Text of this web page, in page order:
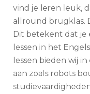
vind je leren leuk,
allround brugklas.
Dit betekent dat je
lessen in het
lessen bieden wij
aan zoals robots